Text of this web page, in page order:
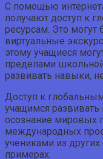
С помощью
получают доступ к
ресурсам. Это
виртуальные
этому учащиеся
пределами
развивать навыки,
Доступ к
учащимся
осознание мировых
международных
учениками из
примерах.